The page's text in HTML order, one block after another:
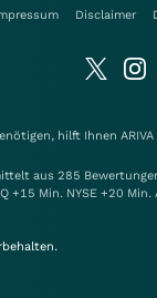
Disclaimer
hilft Ihnen ARIVA
aus 285
Min. NYSE +20